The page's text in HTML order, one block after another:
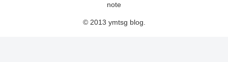
note
© 2013 ymtsg blog.